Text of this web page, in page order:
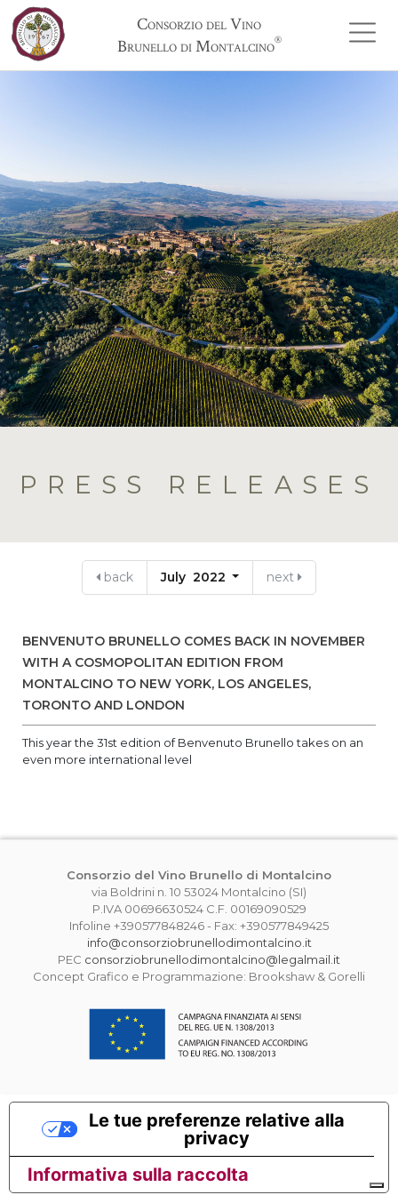
Consorzio del Vino
Brunello di Montalcino®
PRESS RELEASES
back July 2022 next
BENVENUTO BRUNELLO COMES BACK IN NOVEMBER
WITH A COSMOPOLITAN EDITION FROM
MONTALCINO TO NEW YORK, LOS ANGELES,
TORONTO AND LONDON
This year the 31st edition of Benvenuto Brunello takes on an
even more international level
Consorzio del Vino Brunello di Montalcino
via Boldrini n. 10 53024 Montalcino (SI)
P.IVA 00696630524 C.F. 00169090529
Infoline +390577848246 - Fax: +390577849425
info@consorziobrunellodimontalcino.it
PEC consorziobrunellodimontalcino@legalmail.it
Concept Grafico e Programmazione: Brookshaw & Gorelli
Informativa sulla raccolta
Le tue preferenze relative alla
privacy